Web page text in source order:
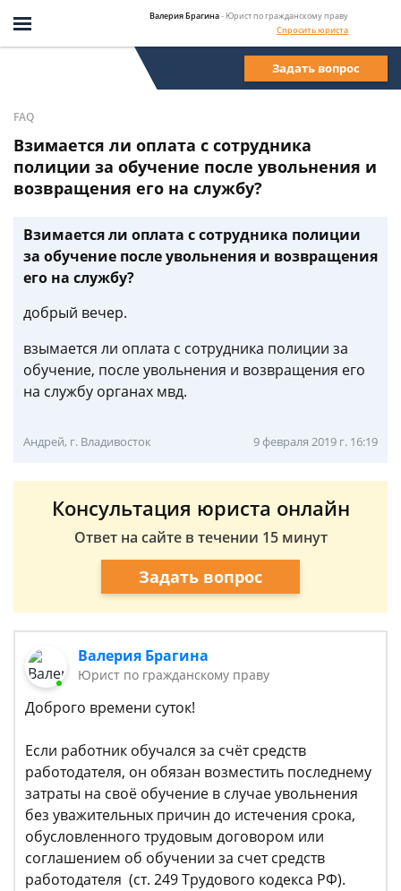
Валерия Брагина- Юрист по гражданскому праву
Спросить юриста
Задать вопрос
FAQ
Взимается ли оплата с сотрудника
полиции за обучение после увольнения и
возвращения его на службу?
Взимается ли оплата с сотрудника полиции
за обучение после увольнения и возвращения
его на службу?
добрый вечер.
взымается ли оплата с сотрудника полиции за
обучение, после увольнения и возвращения его
на службу органах мвд.
Андрей, г. Владивосток 9 февраля 2019 г. 16:19
Консультация юриста онлайн
Ответ на сайте в течении 15 минут
Задать вопрос
Валерия Брагина
Юрист по гражданскому праву
Доброго времени суток!
Если работник обучался за счёт средств
работодателя, он обязан возместить последнему
затраты на своё обучение в случае увольнения
без уважительных причин до истечения срока,
обусловленного трудовым договором или
соглашением об обучении за счет средств
работодателя (ст. 249 Трудового кодекса РФ).